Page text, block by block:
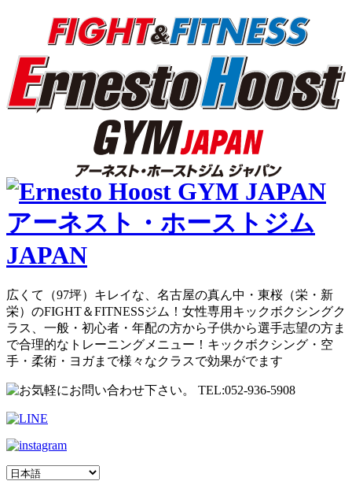
広くて（97坪）キレイな、名古屋の真ん中・東桜（栄・新
栄）のFIGHT＆FITNESSジム！女性専用キックボクシングク
ラス、一般・初心者・年配の方から子供から選手志望の方ま
で合理的なトレーニングメニュー！キックボクシング・空
手・柔術・ヨガまで様々なクラスで効果がでます